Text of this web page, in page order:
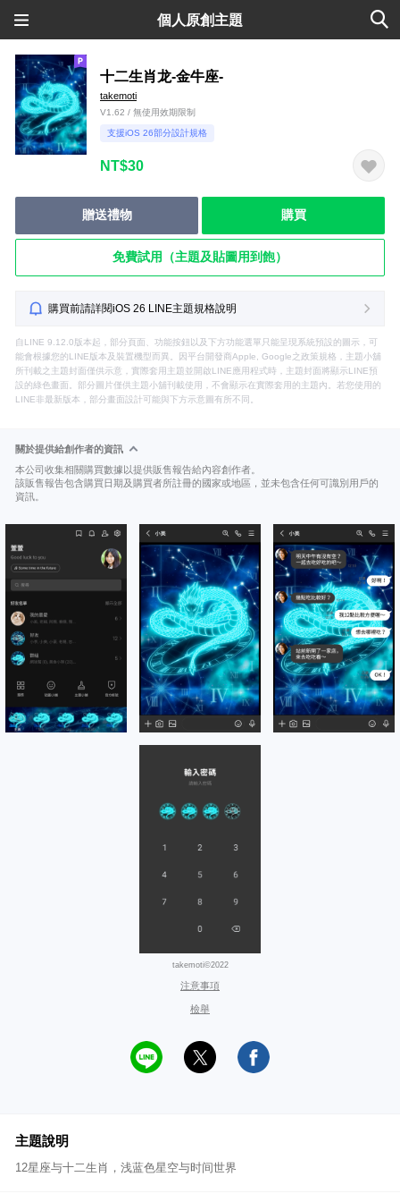
個人原創主題
十二生肖龙-金牛座-
takemoti
V1.62 / 無使用效期限制
支援iOS 26部分設計規格
NT$30
贈送禮物 購買
免費試用（主題及貼圖用到飽）
購買前請詳閱iOS 26 LINE主題規格說明
自LINE 9.12.0版本起，部分頁面、功能按鈕以及下方功能選單只能呈現系統預設的圖示，可
能會根據您的LINE版本及裝置機型而異。因平台開發商Apple, Google之政策規格，主題小舖
所刊載之主題封面僅供示意，實際套用主題並開啟LINE應用程式時，主題封面將顯示LINE預
設的綠色畫面。部分圖片僅供主題小舖刊載使用，不會顯示在實際套用的主題內。若您使用的
LINE非最新版本，部分畫面設計可能與下方示意圖有所不同。
關於提供給創作者的資訊
本公司收集相關購買數據以提供販售報告給內容創作者。
該販售報告包含購買日期及購買者所註冊的國家或地區，並未包含任何可識別用戶的
資訊。
takemoti©2022
注意事項
檢舉
主題說明
12星座与十二生肖，浅蓝色星空与时间世界